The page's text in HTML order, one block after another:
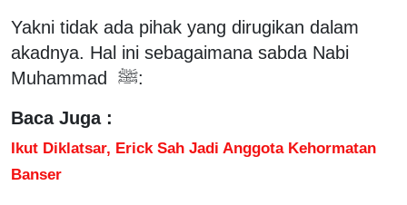
Yakni tidak ada pihak yang dirugikan dalam
akadnya. Hal ini sebagaimana sabda Nabi
Muhammad ﷺ:
Baca Juga :
Ikut Diklatsar, Erick Sah Jadi Anggota Kehormatan
Banser